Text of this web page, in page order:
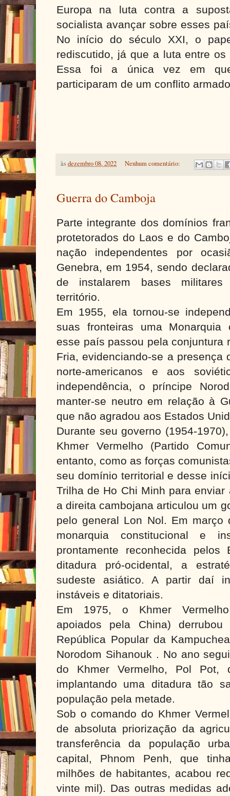
Europa na luta contra a
socialista avançar sobre esses
No início do século XXI, o
rediscutido, já que a luta entre
Essa foi a única vez em
participaram de um conflito
àsdezembro 08, 2022 Nenhum comentário:
Guerra do Camboja
Parte integrante dos domínios
protetorados do Laos e do
nação independentes por
Genebra, em 1954, sendo
de instalarem bases
território.
Em 1955, ela tornou-se
suas fronteiras uma Monarquia
esse país passou pela conjuntura
Fria, evidenciando-se a presença
norte-americanos e aos
independência, o príncipe
manter-se neutro em relação à
que não agradou aos Estados
Durante seu governo (1954-
Khmer Vermelho (Partido
entanto, como as forças
seu domínio territorial e desse
Trilha de Ho Chi Minh para
a direita cambojana articulou um
pelo general Lon Nol. Em março
monarquia constitucional e
prontamente reconhecida
ditadura pró-ocidental, a
sudeste asiático. A partir daí
instáveis e ditatoriais.
Em 1975, o Khmer
apoiados pela China)
República Popular da
Norodom Sihanouk . No ano
do Khmer Vermelho, Pol Pot,
implantando uma ditadura tão
população pela metade.
Sob o comando do Khmer
de absoluta priorização da
transferência da população
capital, Phnom Penh, que
milhões de habitantes, acabou
vinte mil). Das outras medidas